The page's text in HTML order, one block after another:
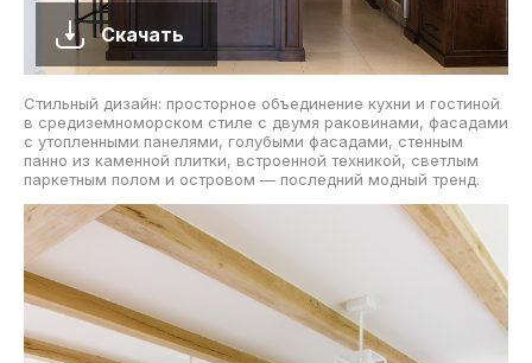
Скачать
Стильный дизайн: просторное объединение кухни и гостиной
в средиземноморском стиле с двумя раковинами, фасадами
с утопленными панелями, голубыми фасадами, стенным
панно из каменной плитки, встроенной техникой, светлым
паркетным полом и островом — последний модный тренд.